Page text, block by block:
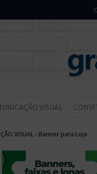
VISUAL
VISUAL › Banner para Loja